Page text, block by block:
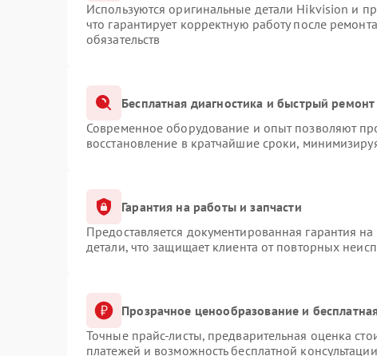
Используются оригинальные детали Hikvision и
что гарантирует корректную работу после
обязательств
Бесплатная диагностика и быстрый ремонт
Современное оборудование и опыт позволяют
восстановление в кратчайшие сроки,
Гарантия на работы и запчасти
Предоставляется документированная гарантия
детали, что защищает клиента от повторных
Прозрачное ценообразование и
Точные прайс-листы, предварительная оценка
платежей и возможность бесплатной